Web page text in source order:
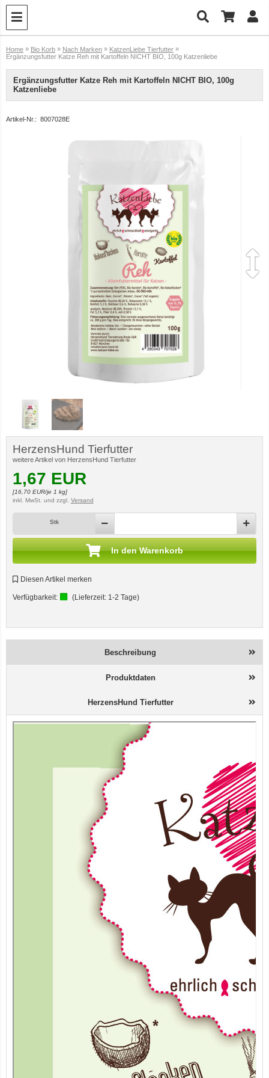
Home » Bio Korb » Nach Marken » KatzenLiebe Tierfutter »
Ergänzungsfutter Katze Reh mit Kartoffeln NICHT BIO, 100g Katzenliebe
Ergänzungsfutter Katze Reh mit Kartoffeln NICHT BIO, 100g
Katzenliebe
Artikel-Nr.: 8007028E
HerzensHund Tierfutter
weitere Artikel von HerzensHund Tierfutter
1,67 EUR
[16,70EUR/je 1 kg]
inkl. MwSt. und zzgl. Versand
Stk
In den Warenkorb
Diesen Artikel merken
Verfügbarkeit: (Lieferzeit: 1-2 Tage)
Beschreibung
Produktdaten
HerzensHund Tierfutter